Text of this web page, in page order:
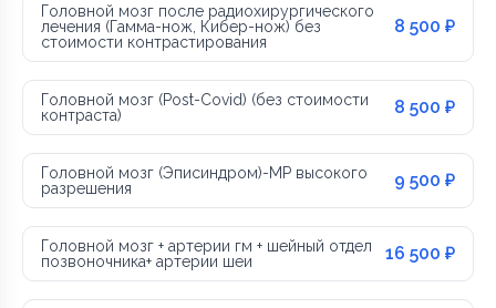
Головной мозг после радиохирургического
лечения (Гамма-нож, Кибер-нож) без
стоимости контрастирования
8 500 ₽
Головной мозг (Post-Covid) (без стоимости
контраста)
8 500 ₽
Головной мозг (Эписиндром)-МР высокого
разрешения
9 500 ₽
Головной мозг + артерии гм + шейный отдел
позвоночника+ артерии шеи
16 500 ₽